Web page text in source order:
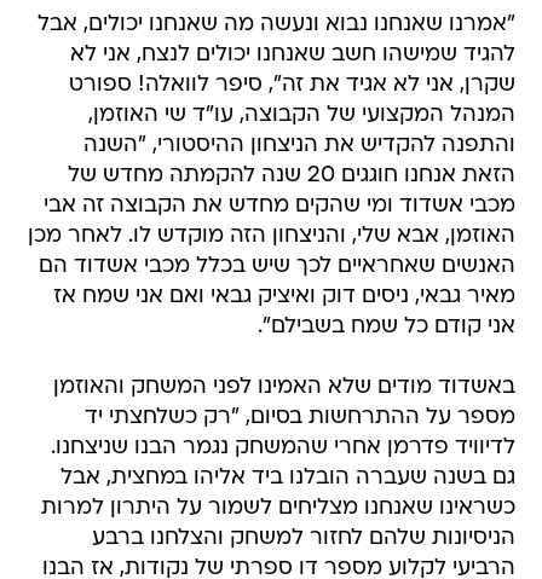
"אמרנו שאנחנו נבוא ונעשה מה שאנחנו יכולים, אבל
להגיד שמישהו חשב שאנחנו יכולים לנצח, אני לא
שקרן, אני לא אגיד את זה", סיפר לוואלה! ספורט
המנהל המקצועי של הקבוצה, עו"ד שי האוזמן,
והתפנה להקדיש את הניצחון ההיסטורי, "השנה
הזאת אנחנו חוגגים 20 שנה להקמתה מחדש של
מכבי אשדוד ומי שהקים מחדש את הקבוצה זה אבי
האוזמן, אבא שלי, והניצחון הזה מוקדש לו. לאחר מכן
האנשים שאחראיים לכך שיש בכלל מכבי אשדוד הם
מאיר גבאי, ניסים דוק ואיציק גבאי ואם אני שמח אז
אני קודם כל שמח בשבילם".
באשדוד מודים שלא האמינו לפני המשחק והאוזמן
מספר על ההתרחשות בסיום, "רק כשלחצתי יד
לדיוויד פדרמן אחרי שהמשחק נגמר הבנו שניצחנו.
גם בשנה שעברה הובלנו ביד אליהו במחצית, אבל
כשראינו שאנחנו מצליחים לשמור על היתרון למרות
הניסיונות שלהם לחזור למשחק והצלחנו ברבע
הרביעי לקלוע מספר דו ספרתי של נקודות, אז הבנו